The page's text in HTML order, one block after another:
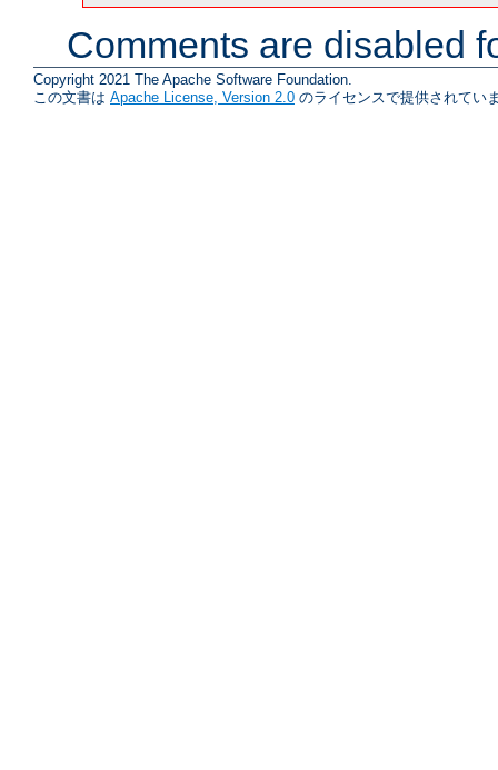
Comments are disabled
Copyright 2021 The Apache Software Foundation.
この文書は Apache License, Version 2.0 のライセンスで提供されてい